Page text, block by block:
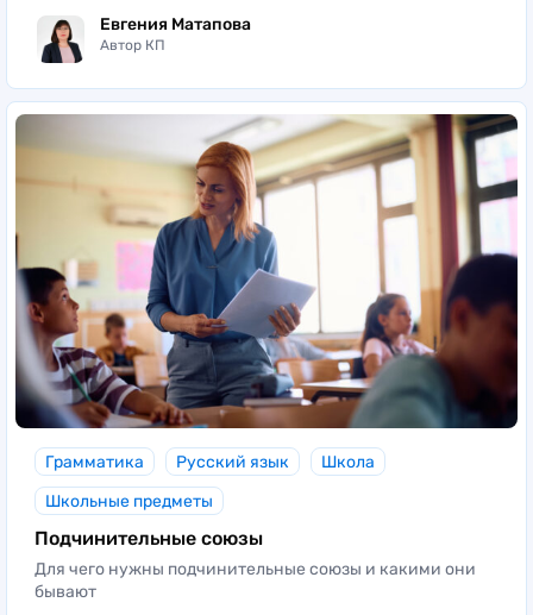
Евгения Матапова
Автор КП
Грамматика Русский язык
Школа
Школьные предметы
Подчинительные союзы
Для чего нужны подчинительные союзы и какими они
бывают